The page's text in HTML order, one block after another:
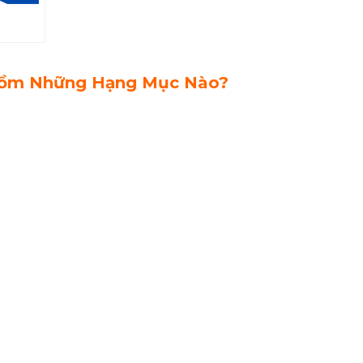
Những Hạng Mục Nào?